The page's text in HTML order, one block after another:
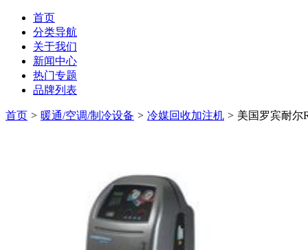
首页
分类导航
关于我们
新闻中心
热门专题
品牌列表
首页 > 暖通/空调/制冷设备 > 冷媒回收加注机 > 美国罗宾耐尔